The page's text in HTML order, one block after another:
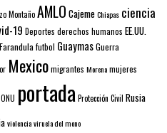
MontañoAMLO CajemeChiapas ciencia
19 Deportes derechos humanos EE.UU.
Farandulafutbol GuaymasGuerra
Mexicomigrantes Morenamujeres
ONU portada Protección Civil Rusia
violenciaviruela del mono